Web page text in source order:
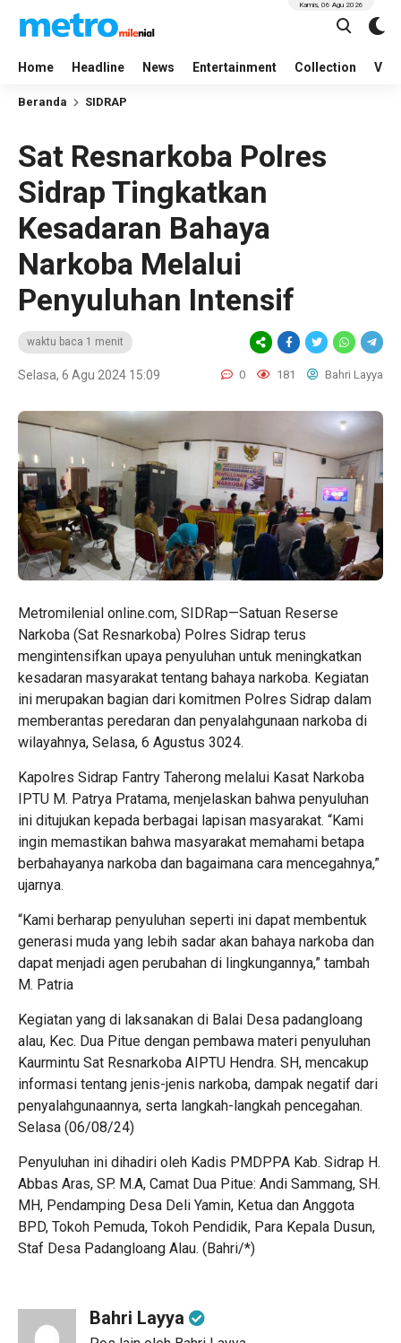
Home Headline News Entertainment Collection
Kamis, 06 Agu 2026
Beranda SIDRAP
Sat Resnarkoba Polres
Sidrap Tingkatkan
Kesadaran Bahaya
Narkoba Melalui
Penyuluhan Intensif
waktu baca 1 menit
Selasa, 6 Agu 2024 15:09 0 181 Bahri Layya
Metromilenial online.com, SIDRap—Satuan Reserse
Narkoba (Sat Resnarkoba) Polres Sidrap terus
mengintensifkan upaya penyuluhan untuk meningkatkan
kesadaran masyarakat tentang bahaya narkoba. Kegiatan
ini merupakan bagian dari komitmen Polres Sidrap dalam
memberantas peredaran dan penyalahgunaan narkoba di
wilayahnya, Selasa, 6 Agustus 3024.
Kapolres Sidrap Fantry Taherong melalui Kasat Narkoba
IPTU M. Patrya Pratama, menjelaskan bahwa penyuluhan
ini ditujukan kepada berbagai lapisan masyarakat. “Kami
ingin memastikan bahwa masyarakat memahami betapa
berbahayanya narkoba dan bagaimana cara mencegahnya,”
ujarnya.
“Kami berharap penyuluhan seperti ini dapat membentuk
generasi muda yang lebih sadar akan bahaya narkoba dan
dapat menjadi agen perubahan di lingkungannya,” tambah
M. Patria
Kegiatan yang di laksanakan di Balai Desa padangloang
alau, Kec. Dua Pitue dengan pembawa materi penyuluhan
Kaurmintu Sat Resnarkoba AIPTU Hendra. SH, mencakup
informasi tentang jenis-jenis narkoba, dampak negatif dari
penyalahgunaannya, serta langkah-langkah pencegahan.
Selasa (06/08/24)
Penyuluhan ini dihadiri oleh Kadis PMDPPA Kab. Sidrap H.
Abbas Aras, SP. M.A, Camat Dua Pitue: Andi Sammang, SH.
MH, Pendamping Desa Deli Yamin, Ketua dan Anggota
BPD, Tokoh Pemuda, Tokoh Pendidik, Para Kepala Dusun,
Staf Desa Padangloang Alau. (Bahri/*)
Bahri Layya